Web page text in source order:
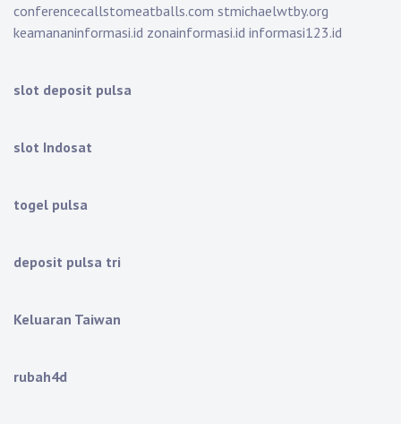
conferencecallstomeatballs.com stmichaelwtby.org
keamananinformasi.id zonainformasi.id informasi123.id
slot deposit pulsa
slot Indosat
togel pulsa
deposit pulsa tri
Keluaran Taiwan
rubah4d